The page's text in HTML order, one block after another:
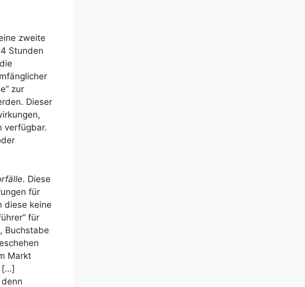
zweite
Stunden
zur
Dieser
verfügbar.
. Diese
für
diese keine
für
Buchstabe
Markt
[…]